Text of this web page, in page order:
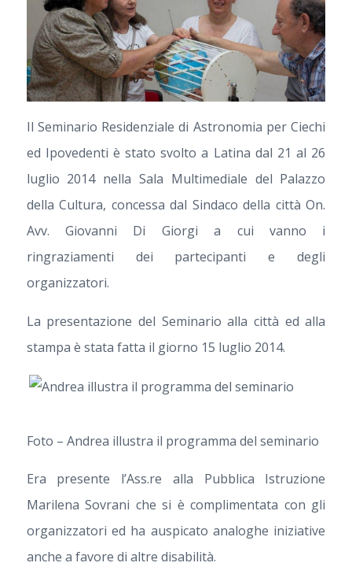
Il Seminario Residenziale di Astronomia per Ciechi
ed Ipovedenti è stato svolto a Latina dal 21 al 26
luglio 2014 nella Sala Multimediale del Palazzo
della Cultura, concessa dal Sindaco della città On.
Avv. Giovanni Di Giorgi a cui vanno i
ringraziamenti dei partecipanti e degli
organizzatori.
La presentazione del Seminario alla città ed alla
stampa è stata fatta il giorno 15 luglio 2014.
Foto – Andrea illustra il programma del seminario
Era presente l’Ass.re alla Pubblica Istruzione
Marilena Sovrani che si è complimentata con gli
organizzatori ed ha auspicato analoghe iniziative
anche a favore di altre disabilità.